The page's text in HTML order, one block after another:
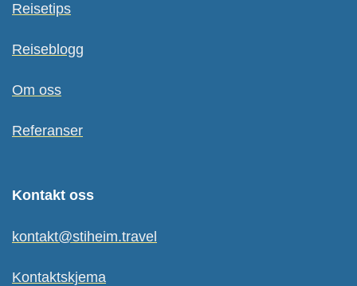
Reisetips
Reiseblogg
Om oss
Referanser
Kontakt oss
kontakt@stiheim.travel
Kontaktskjema